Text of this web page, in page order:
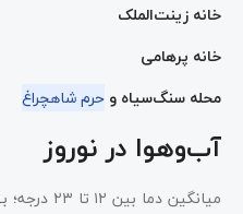
خانه زینت‌الملک
خانه پرهامی
محله سنگ‌سیاه و حرم شاهچراغ
آب‌وهوا در نوروز
میانگین